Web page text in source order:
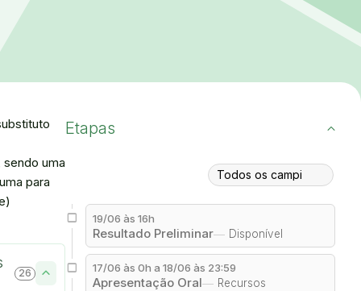
uma
para
26
Etapas
19/06 às 16h
Resultado Preliminar Disponível
17/06 às 0h a 18/06 às 23:59
Apresentação Oral Recursos